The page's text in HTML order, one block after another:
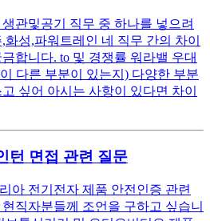
관및공기 직무 중 하나를 넣으려
화성,파워트레인 네 직무 간의 차이
합니다. to 및 경쟁률 워라밸 우대
다른 부분이 있는지) 다양한 부분
싶어 아시는 사항이 있다면 차이
턴 면접 관련 질문
아 전기전자 제품 안전인증 관련
직자분들께 조언을 구하고 싶습니